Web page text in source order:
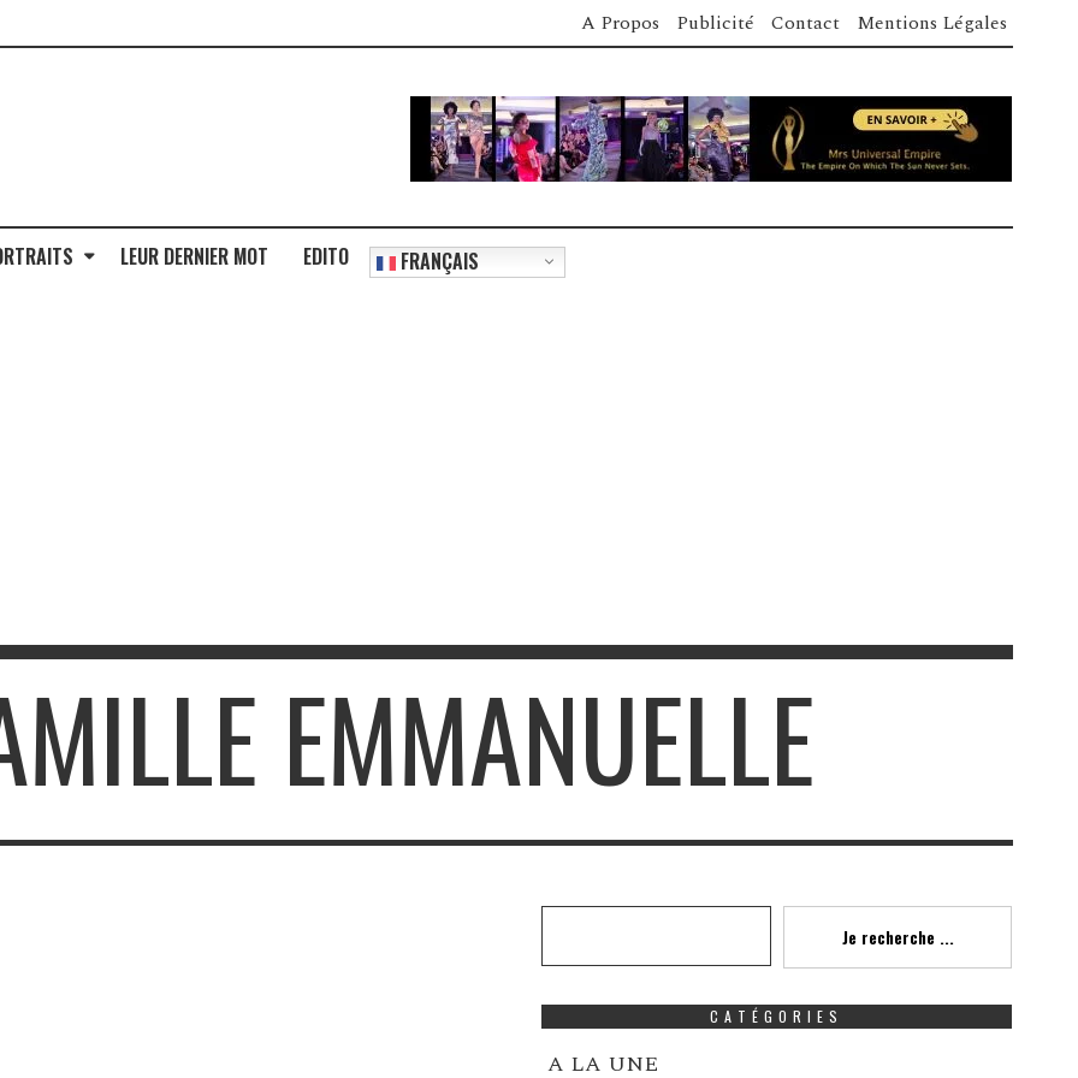
A Propos Publicité Contact Mentions Légales
LEUR DERNIER MOT EDITO FRANÇAIS
EMMANUELLE
Je recherche ...
CATÉGORIES
A LA UNE